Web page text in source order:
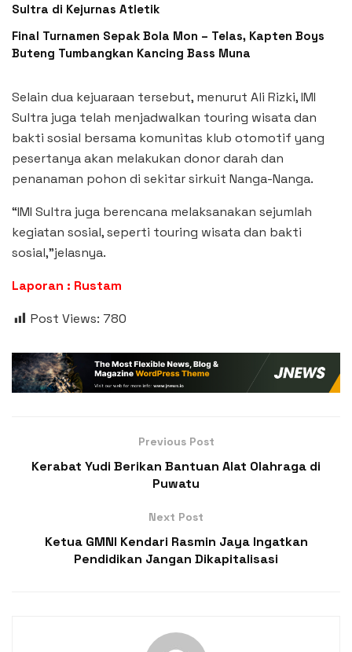
Sultra di Kejurnas Atletik
Final Turnamen Sepak Bola Mon – Telas, Kapten Boys
Buteng Tumbangkan Kancing Bass Muna
Selain dua kejuaraan tersebut, menurut Ali Rizki, IMI
Sultra juga telah menjadwalkan touring wisata dan
bakti sosial bersama komunitas klub otomotif yang
pesertanya akan melakukan donor darah dan
penanaman pohon di sekitar sirkuit Nanga-Nanga.
“IMI Sultra juga berencana melaksanakan sejumlah
kegiatan sosial, seperti touring wisata dan bakti
sosial,”jelasnya.
Laporan : Rustam
Post Views: 780
Previous Post
Kerabat Yudi Berikan Bantuan Alat Olahraga di
Puwatu
Next Post
Ketua GMNI Kendari Rasmin Jaya Ingatkan
Pendidikan Jangan Dikapitalisasi